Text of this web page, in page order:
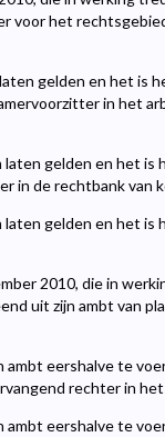
voor het
gelden en het is
in het
laten gelden en het
in de rechtbank
laten gelden en het
2010, die in
uit zijn ambt van
eershalve te
rechter in
ambt eershalve te